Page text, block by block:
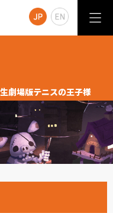
劇場版テニスの王子様